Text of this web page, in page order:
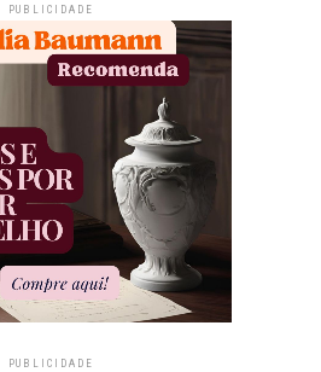
PUBLICIDADE
PUBLICIDADE